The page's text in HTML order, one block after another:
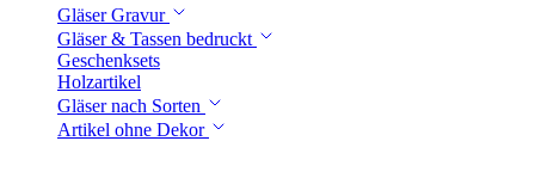
Gläser Gravur
Gläser & Tassen bedruckt
Geschenksets
Holzartikel
Gläser nach Sorten
Artikel ohne Dekor